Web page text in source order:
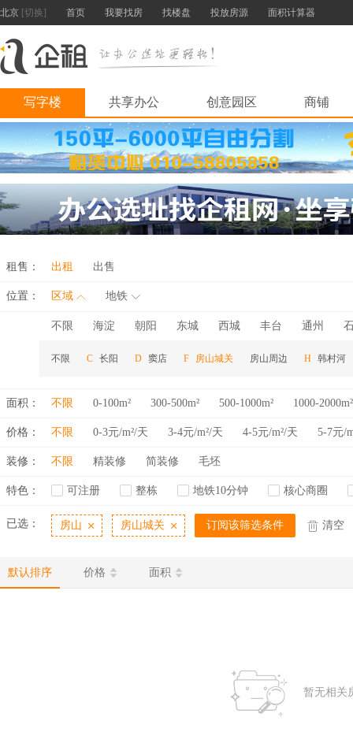
北京 [切换] 首页 我要找房 找楼盘 投放房源 面积计算器
写字楼 共享办公 创意园区 商铺
租售： 出租 出售
位置： 区域 地铁
不限 海淀 朝阳 东城 西城 丰台 通州
不限 C 长阳 D 窦店 F 房山城关 房山周边 H 韩村河
面积： 不限 0-100m² 300-500m² 500-1000m² 1000-2000m²
价格： 不限 0-3元/m²/天 3-4元/m²/天 4-5元/m²/天 5-7元/
装修： 不限 精装修 简装修 毛坯
特色： 可注册 整栋 地铁10分钟 核心商圈
已选： 房山 房山城关 订阅该筛选条件 清空
默认排序 价格 面积
暂无相关